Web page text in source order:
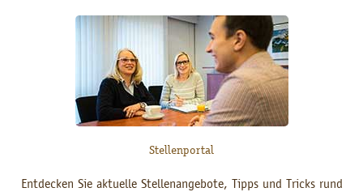
Stellenportal
Entdecken Sie aktuelle Stellenangebote, Tipps und Tricks rund